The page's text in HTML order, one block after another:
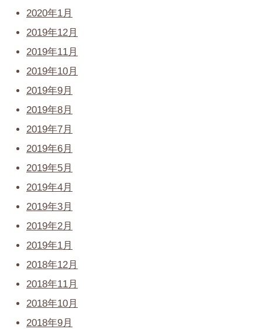
2020年1月
2019年12月
2019年11月
2019年10月
2019年9月
2019年8月
2019年7月
2019年6月
2019年5月
2019年4月
2019年3月
2019年2月
2019年1月
2018年12月
2018年11月
2018年10月
2018年9月